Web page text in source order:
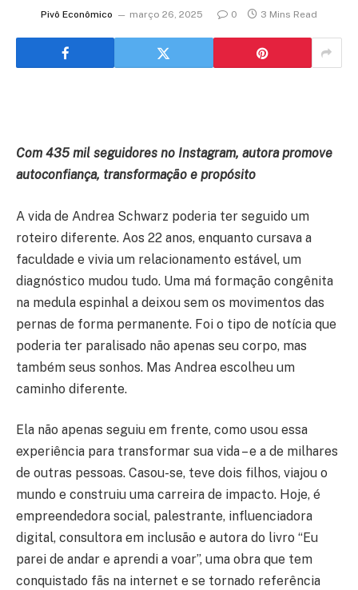
Pivô Econômico março 26, 2025 0 3 Mins Read
Com 435 mil seguidores no Instagram, autora promove
autoconfiança, transformação e propósito
A vida de Andrea Schwarz poderia ter seguido um
roteiro diferente. Aos 22 anos, enquanto cursava a
faculdade e vivia um relacionamento estável, um
diagnóstico mudou tudo. Uma má formação congênita
na medula espinhal a deixou sem os movimentos das
pernas de forma permanente. Foi o tipo de notícia que
poderia ter paralisado não apenas seu corpo, mas
também seus sonhos. Mas Andrea escolheu um
caminho diferente.
Ela não apenas seguiu em frente, como usou essa
experiência para transformar sua vida – e a de milhares
de outras pessoas. Casou-se, teve dois filhos, viajou o
mundo e construiu uma carreira de impacto. Hoje, é
empreendedora social, palestrante, influenciadora
digital, consultora em inclusão e autora do livro “Eu
parei de andar e aprendi a voar”, uma obra que tem
conquistado fãs na internet e se tornado referência